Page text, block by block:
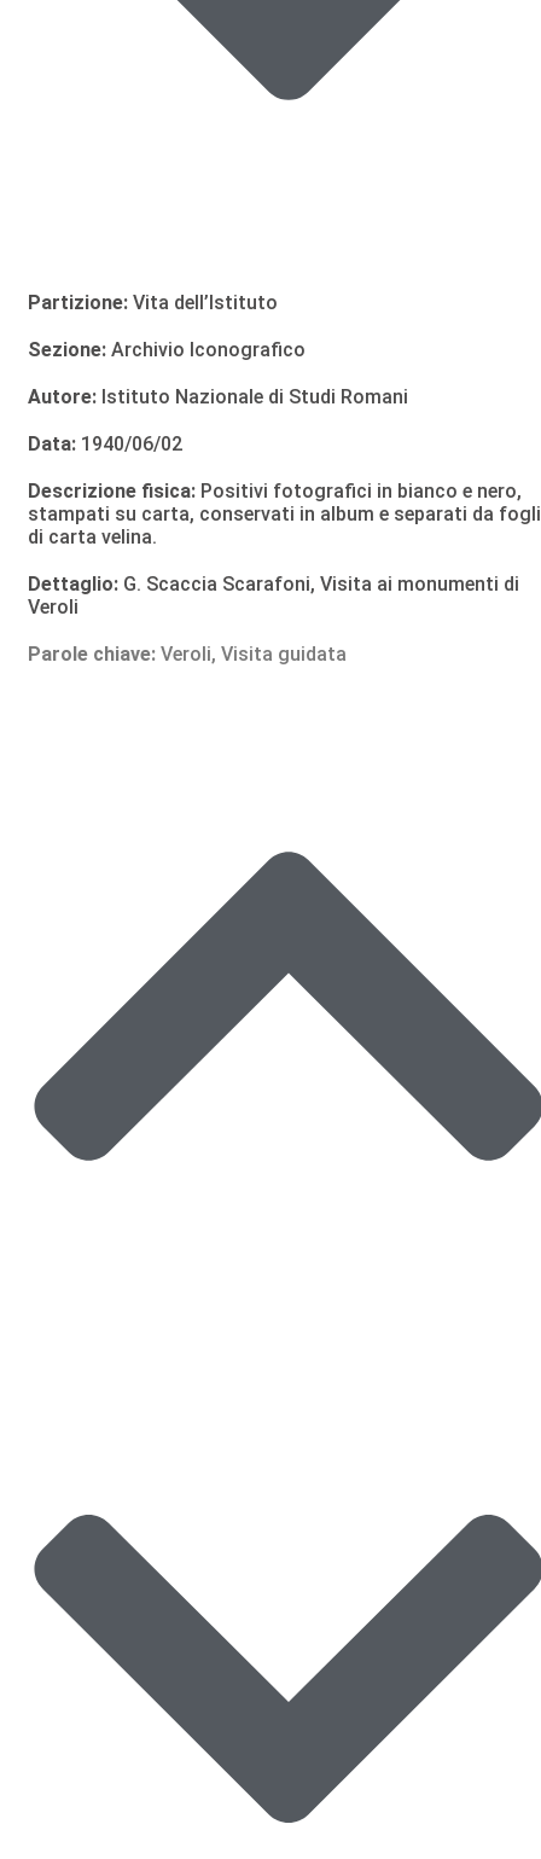
Partizione: Vita dell’Istituto
Sezione: Archivio Iconografico
Autore: Istituto Nazionale di Studi Romani
Data: 1940/06/02
Descrizione fisica: Positivi fotografici in bianco e nero,
stampati su carta, conservati in album e separati da fogli
di carta velina.
Dettaglio: G. Scaccia Scarafoni, Visita ai monumenti di
Veroli
Parole chiave: Veroli, Visita guidata